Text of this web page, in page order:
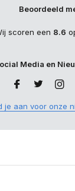
Beoordeeld
scoren een 8.6
Media en
je aan voor onze